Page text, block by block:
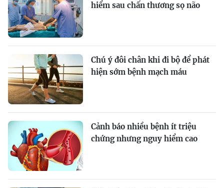
hiểm sau chấn thương sọ não
Chú ý đôi chân khi đi bộ để phát
hiện sớm bệnh mạch máu
Cảnh báo nhiều bệnh ít triệu
chứng nhưng nguy hiểm cao